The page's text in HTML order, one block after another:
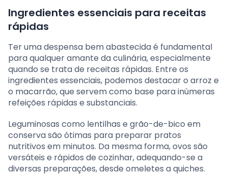
Ingredientes essenciais para receitas
rápidas
Ter uma despensa bem abastecida é fundamental
para qualquer amante da culinária, especialmente
quando se trata de receitas rápidas. Entre os
ingredientes essenciais, podemos destacar o arroz e
o macarrão, que servem como base para inúmeras
refeições rápidas e substanciais.
Leguminosas como lentilhas e grão-de-bico em
conserva são ótimas para preparar pratos
nutritivos em minutos. Da mesma forma, ovos são
versáteis e rápidos de cozinhar, adequando-se a
diversas preparações, desde omeletes a quiches.